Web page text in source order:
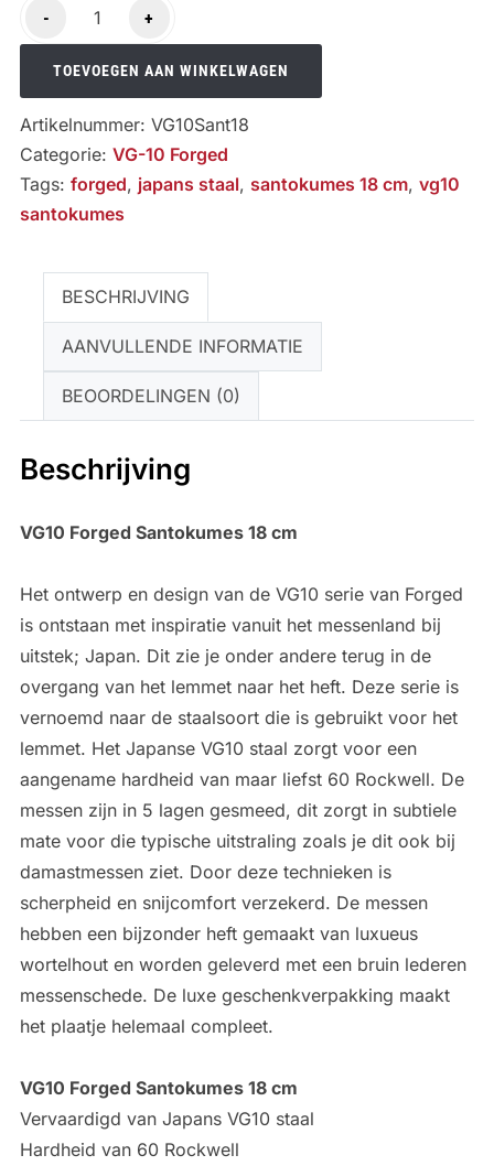
-
Forged
Santokumes
18
cm
aantal
+
TOEVOEGEN AAN WINKELWAGEN
Artikelnummer: VG10Sant18
Categorie: VG-10 Forged
Tags: forged, japans staal, santokumes 18 cm, vg10
santokumes
BESCHRIJVING
AANVULLENDE INFORMATIE
BEOORDELINGEN (0)
Beschrijving
VG10 Forged Santokumes 18 cm
Het ontwerp en design van de VG10 serie van Forged
is ontstaan met inspiratie vanuit het messenland bij
uitstek; Japan. Dit zie je onder andere terug in de
overgang van het lemmet naar het heft. Deze serie is
vernoemd naar de staalsoort die is gebruikt voor het
lemmet. Het Japanse VG10 staal zorgt voor een
aangename hardheid van maar liefst 60 Rockwell. De
messen zijn in 5 lagen gesmeed, dit zorgt in subtiele
mate voor die typische uitstraling zoals je dit ook bij
damastmessen ziet. Door deze technieken is
scherpheid en snijcomfort verzekerd. De messen
hebben een bijzonder heft gemaakt van luxueus
wortelhout en worden geleverd met een bruin lederen
messenschede. De luxe geschenkverpakking maakt
het plaatje helemaal compleet.
VG10 Forged Santokumes 18 cm
Vervaardigd van Japans VG10 staal
Hardheid van 60 Rockwell